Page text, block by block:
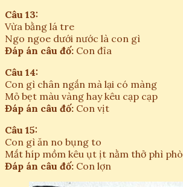
Câu 13:
Vừa bằng lá tre
Ngo ngoe dưới nước là con gì
Đáp án câu đố: Con đỉa
Câu 14:
Con gì chân ngắn mà lại có màng
Mỏ bẹt màu vàng hay kêu cạp cạp
Đáp án câu đố: Con vịt
Câu 15:
Con gì ăn no bụng to
Mắt híp mồm kêu ụt ịt nằm thở phì phò
Đáp án câu đố: Con lợn